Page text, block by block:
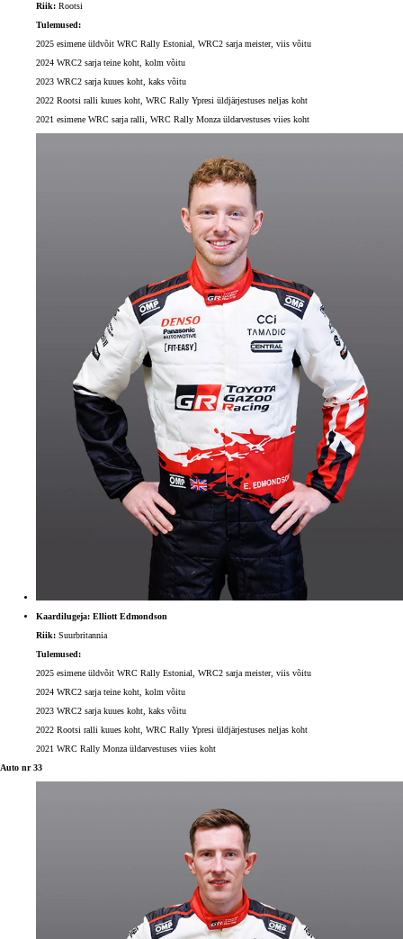
Riik: Rootsi
Tulemused:
2025 esimene üldvõit WRC Rally Estonial, WRC2 sarja meister, viis võitu
2024 WRC2 sarja teine koht, kolm võitu
2023 WRC2 sarja kuues koht, kaks võitu
2022 Rootsi ralli kuues koht, WRC Rally Ypresi üldjärjestuses neljas koht
2021 esimene WRC sarja ralli, WRC Rally Monza üldarvestuses viies koht
Kaardilugeja: Elliott Edmondson
Riik: Suurbritannia
Tulemused:
2025 esimene üldvõit WRC Rally Estonial, WRC2 sarja meister, viis võitu
2024 WRC2 sarja teine koht, kolm võitu
2023 WRC2 sarja kuues koht, kaks võitu
2022 Rootsi ralli kuues koht, WRC Rally Ypresi üldjärjestuses neljas koht
2021 WRC Rally Monza üldarvestuses viies koht
Auto nr 33